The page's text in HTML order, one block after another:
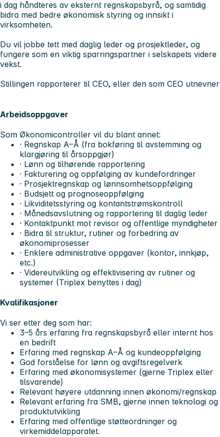
i dag håndteres av eksternt regnskapsbyrå, og samtidig
bidra med bedre økonomisk styring og innsikt i
virksomheten.
Du vil jobbe tett med daglig leder og prosjektleder, og
fungere som en viktig sparringspartner i selskapets videre
vekst.
Stillingen rapporterer til CEO, eller den som CEO utnevner
Arbeidsoppgaver
Som Økonomicontroller vil du blant annet:
· Regnskap A–Å (fra bokføring til avstemming og
klargjøring til årsoppgjør)
· Lønn og tilhørende rapportering
· Fakturering og oppfølging av kundefordringer
· Prosjektregnskap og lønnsomhetsoppfølging
· Budsjett og prognoseoppfølging
· Likviditetsstyring og kontantstrømskontroll
· Månedsavslutning og rapportering til daglig leder
· Kontaktpunkt mot revisor og offentlige myndigheter
· Bidra til struktur, rutiner og forbedring av
økonomiprosesser
· Enklere administrative oppgaver (kontor, innkjøp,
etc.)
· Videreutvikling og effektivisering av rutiner og
systemer (Triplex benyttes i dag)
Kvalifikasjoner
Vi ser etter deg som har:
3–5 års erfaring fra regnskapsbyrå eller internt hos
en bedrift
Erfaring med regnskap A–Å og kundeoppfølging
God forståelse for lønn og avgiftsregelverk
Erfaring med økonomisystemer (gjerne Triplex eller
tilsvarende)
Relevant høyere utdanning innen økonomi/regnskap
Relevant erfaring fra SMB, gjerne innen teknologi og
produktutvikling
Erfaring med offentlige støtteordninger og
virkemiddelapparatet.